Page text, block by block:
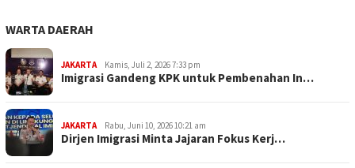
WARTA DAERAH
JAKARTA Kamis, Juli 2, 2026 7:33 pm
Imigrasi Gandeng KPK untuk Pembenahan In…
JAKARTA Rabu, Juni 10, 2026 10:21 am
Dirjen Imigrasi Minta Jajaran Fokus Kerj…